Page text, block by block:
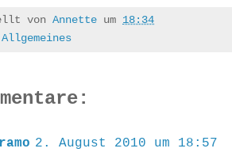
von Annette um 18:34
Allgemeines
2. August 2010 um 18:57